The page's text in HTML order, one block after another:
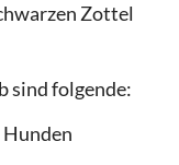
Zottel
sind folgende: